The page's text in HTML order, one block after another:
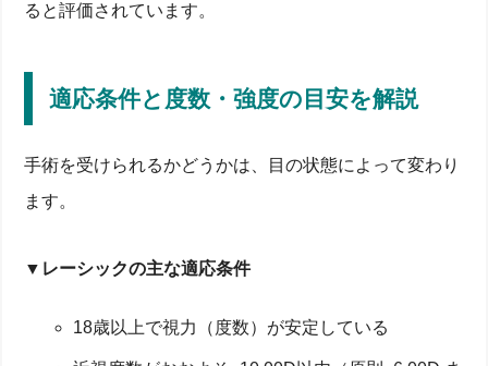
ると評価されています。
適応条件と度数・強度の目安を解説
手術を受けられるかどうかは、目の状態によって変わり
ます。
▼レーシックの主な適応条件
18歳以上で視力（度数）が安定している